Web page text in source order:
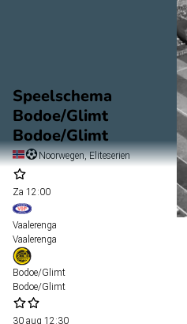
Speelschema
Bodoe/Glimt
Bodoe/Glimt
Noorwegen, Eliteserien
Za 12:00
Vaalerenga
Vaalerenga
Bodoe/Glimt
Bodoe/Glimt
30 aug 12:30